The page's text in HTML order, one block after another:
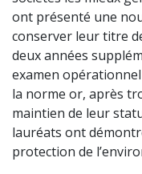
ont présenté une
conserver leur titre
deux années
examen
la norme or, après
maintien de leur
lauréats ont
protection de